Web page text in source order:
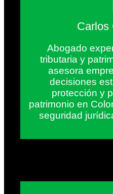
Carlos
Abogado
tributaria y
asesora
decisiones
protección y
patrimonio en
seguridad